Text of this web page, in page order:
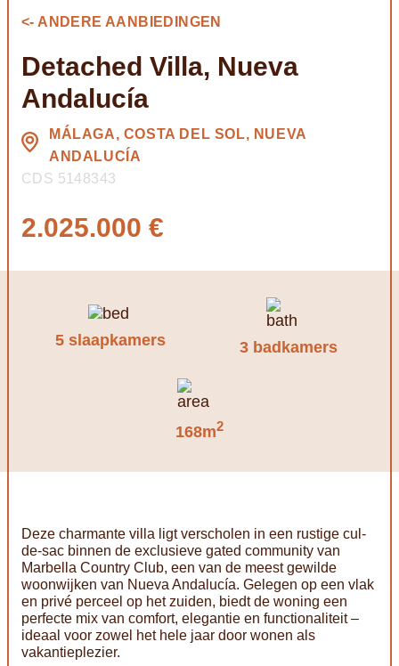
<- ANDERE AANBIEDINGEN
Detached Villa, Nueva
Andalucía
MÁLAGA, COSTA DEL SOL, NUEVA
ANDALUCÍA
CDS 5148343
2.025.000 €
5 slaapkamers 3 badkamers
168m2
Deze charmante villa ligt verscholen in een rustige cul-
de-sac binnen de exclusieve gated community van
Marbella Country Club, een van de meest gewilde
woonwijken van Nueva Andalucía. Gelegen op een vlak
en privé perceel op het zuiden, biedt de woning een
perfecte mix van comfort, elegantie en functionaliteit –
ideaal voor zowel het hele jaar door wonen als
vakantieplezier.